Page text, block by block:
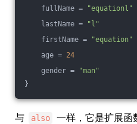
fullName =
"equationl"
lastName =
"l"
firstName =
"equation"
age = 24
gender =
"man"
}
与 also
一样，它是扩展函